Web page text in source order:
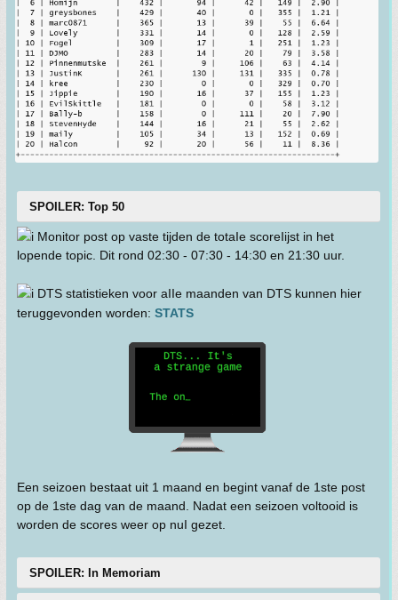
SPOILER: Top 50
Monitor post op vaste tijden de totaIe scoreIijst in het
lopende topic. Dit rond 02:30 - 07:30 - 14:30 en 21:30 uur.
DTS statistieken voor aIIe maanden van DTS kunnen hier
teruggevonden worden: STATS
Een seizoen bestaat uit 1 maand en begint vanaf de 1ste post
op de 1ste dag van de maand. Nadat een seizoen voltooid is
worden de scores weer op nuI gezet.
SPOILER: In Memoriam